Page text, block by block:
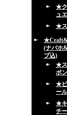
★ク
ュ
★ス
(ナバホ
ブ込)
★ス
ボ
★ビ
ー
★キ
チ